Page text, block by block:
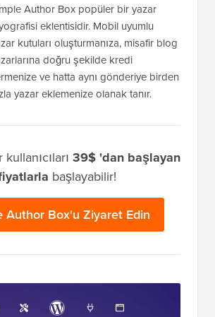
Author Box popüler bir yazar
eklentisidir. Mobil uyumlu
kutuları oluşturmanıza, misafir blog
doğru şekilde kredi
ve hatta aynı gönderiye birden
yazar eklemenize olanak tanır.
39$ 'dan başlayan
başlayabilir!
Author Box'u Ziyaret Edin